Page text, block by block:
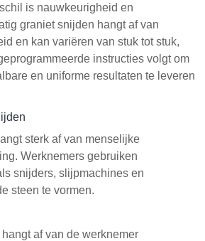
is nauwkeurigheid en
graniet snijden hangt af van
en kan variëren van stuk tot stuk,
instructies volgt om
en uniforme resultaten te leveren
sterk af van menselijke
Werknemers gebruiken
snijders, slijpmachines en
steen te vormen.
af van de werknemer